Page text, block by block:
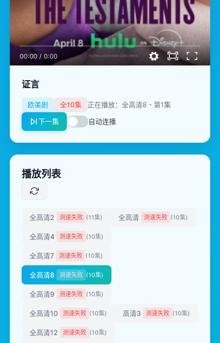
00:00 / 0:00
证言
欧美剧 全10集
正在播放：全高清8 - 第1集
下一集
自动连播
播放列表
全高清2 测速失败 (11集) 全高清 测速失败 (10集)
全高清4 测速失败 (10集)
全高清7 测速失败 (10集)
全高清8 测速失败 (10集)
全高清9 测速失败 (10集)
全高清10 测速失败 (10集) 高清3 测速失败 (10集)
全高清12 测速失败 (10集)